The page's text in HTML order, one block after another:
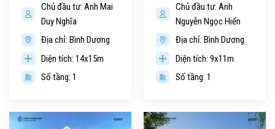
Chủ đầu tư: Anh Mai
Duy Nghĩa
Địa chỉ: Bình Dương
Diện tích: 14x15m
Số tầng: 1
Chủ đầu tư: Anh
Nguyễn Ngọc Hiển
Địa chỉ: Bình Dương
Diện tích: 9x11m
Số tầng: 1